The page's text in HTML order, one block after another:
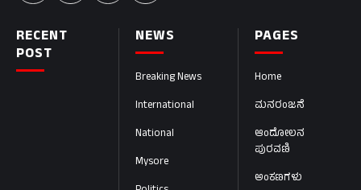
PAGES
Home
ಮನರಂಜನೆ
ಆಂದೋಲನ
ಪುರವಣಿ
ಅಂಕಣಗಳು
NEWS
Breaking News
International
National
Mysore
RECENT
POST